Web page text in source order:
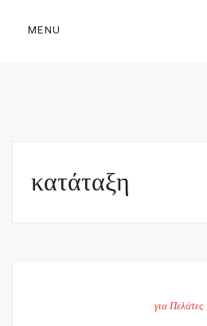
MENU
κατάταξη
για Πελάτες